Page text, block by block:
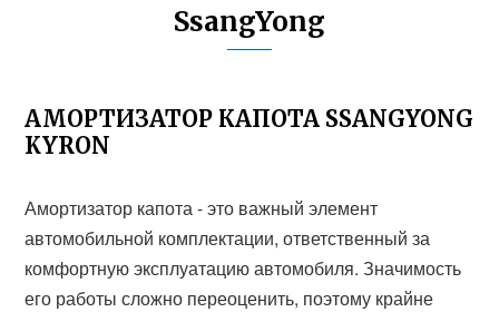
SsangYong
АМОРТИЗАТОР КАПОТА SSANGYONG
KYRON
Амортизатор капота - это важный элемент
автомобильной комплектации, ответственный за
комфортную эксплуатацию автомобиля. Значимость
его работы сложно переоценить, поэтому крайне